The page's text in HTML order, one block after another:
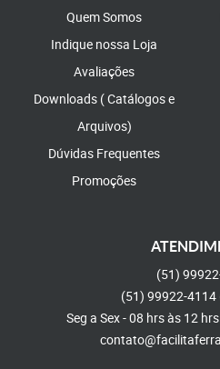
Quem Somos
Indique nossa Loja
Avaliações
Downloads ( Catálogos e
Arquivos)
Dúvidas Frequentes
Promoções
(51)
(51) 99922-4114
Seg a Sex - 08 hrs às 12